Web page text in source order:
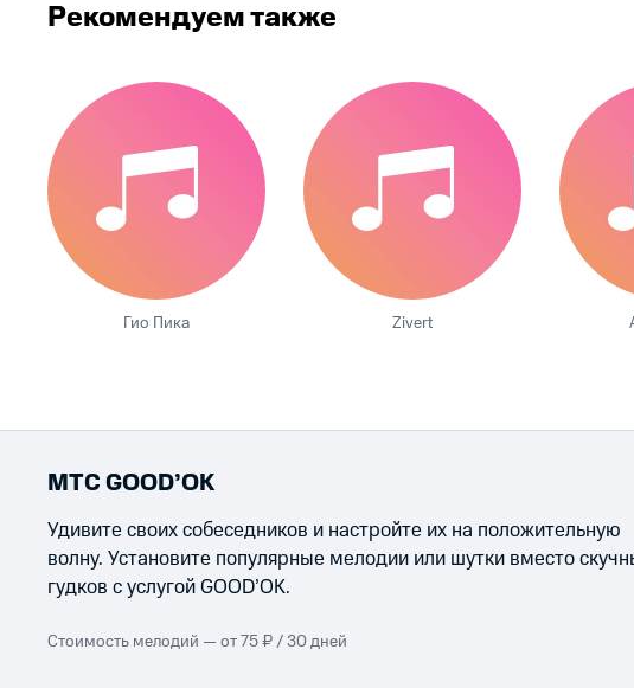
Рекомендуем также
Гио Пика Zivert
МТС GOOD’OK
Удивите своих собеседников и настройте их на положительную
волну. Установите популярные мелодии или шутки вместо
гудков с услугой GOOD’OK.
Стоимость мелодий — от 75 ₽ / 30 дней